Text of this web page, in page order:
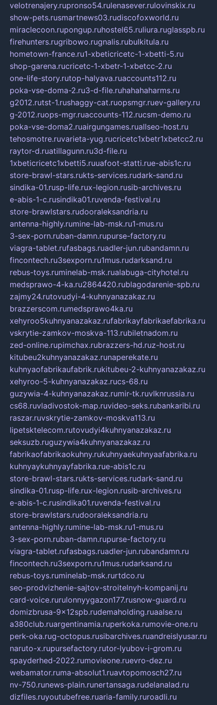
velotrenajery.rupronso54.rulenasever.rulovinskix.ru
show-pets.rusmartnews03.rudiscofoxworld.ru
miraclecoon.rupongup.ruhostel65.ruliura.ruglasspb.ru
firehunters.rugribowo.rugnalis.rubulkitula.ru
hometown-france.ru1-xbeticricetc-1-xbetti-5.ru
shop-garena.rucricetc-1-xbetr-1-xbetcc-2.ru
one-life-story.rutop-halyava.ruaccounts112.ru
poka-vse-doma-2.ru3-d-file.ruhahahaharms.ru
g2012.rutst-1.rushaggy-cat.ruopsmgr.ruev-gallery.ru
g-2012.ruops-mgr.ruaccounts-112.rucsm-demo.ru
poka-vse-doma2.ruairgungames.ruallseo-host.ru
tehosmotre.ruvarieta-yug.rucricetc1xbetr1xbetcc2.ru
raytor-d.ruatillagunn.ru3d-file.ru
1xbeticricetc1xbetti5.ruuafoot-statti.rue-abis1c.ru
store-brawl-stars.rukts-services.rudark-sand.ru
sindika-01.rusp-life.rux-legion.rusib-archives.ru
e-abis-1-c.rusindika01.ruvenda-festival.ru
store-brawlstars.rudooraleksandria.ru
antenna-highly.rumine-lab-msk.ru1-mus.ru
3-sex-porn.ruban-damn.rupurse-factory.ru
viagra-tablet.rufasbags.ruadler-jun.rubandamn.ru
fincontech.ru3sexporn.ru1mus.rudarksand.ru
rebus-toys.ruminelab-msk.rualabuga-cityhotel.ru
medsprawo-4-ka.ru2864420.rublagodarenie-spb.ru
zajmy24.rutovudyi-4-kuhnyanazakaz.ru
brazzerscom.rumedsprawo4ka.ru
xehyroo5kuhnyanazakaz.rufabrikayfabrikaefabrika.ru
vskrytie-zamkov-moskva-113.rubiletnadom.ru
zed-online.rupimchax.rubrazzers-hd.ruz-host.ru
kitubeu2kuhnyanazakaz.runaperekate.ru
kuhnyaofabrikaufabrik.rukitubeu-2-kuhnyanazakaz.ru
xehyroo-5-kuhnyanazakaz.rucs-68.ru
guzywia-4-kuhnyanazakaz.rumir-tk.ruvlknrussia.ru
cs68.ruvladivostok-map.ruvideo-seks.rubankaribi.ru
raszar.ruvskrytie-zamkov-moskva113.ru
lipetsktelecom.rutovudyi4kuhnyanazakaz.ru
seksuzb.ruguzywia4kuhnyanazakaz.ru
fabrikaofabrikaokuhny.rukuhnyaekuhnyaafabrika.ru
kuhnyaykuhnyayfabrika.rue-abis1c.ru
store-brawl-stars.rukts-services.rudark-sand.ru
sindika-01.rusp-life.rux-legion.rusib-archives.ru
e-abis-1-c.rusindika01.ruvenda-festival.ru
store-brawlstars.rudooraleksandria.ru
antenna-highly.rumine-lab-msk.ru1-mus.ru
3-sex-porn.ruban-damn.rupurse-factory.ru
viagra-tablet.rufasbags.ruadler-jun.rubandamn.ru
fincontech.ru3sexporn.ru1mus.rudarksand.ru
rebus-toys.ruminelab-msk.rurtdco.ru
seo-prodvizhenie-sajtov-stroitelnyh-kompanij.ru
card-voice.rurulonnyygazon177.rusnow-guard.ru
domizbrusa-9x12spb.rudemaholding.ruaalse.ru
a380club.ruargentinamia.ruperkoka.rumovie-one.ru
perk-oka.rug-octopus.rusibarchives.ruandreislyusar.ru
naruto-x.rupursefactory.rutor-lyubov-i-grom.ru
spayderhed-2022.rumovieone.ruevro-dez.ru
webamator.ruma-absolut1.ruavtopomosch27.ru
nv-750.runews-plain.runertansaga.rudelanalad.ru
dizfiles.ruyoutubefree.ruaria-family.ruroadli.ru